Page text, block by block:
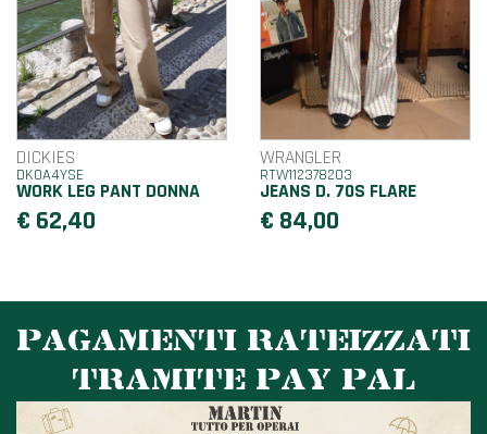
DICKIES
DK0A4YSE
WORK LEG PANT DONNA
€ 62,40
WRANGLER
RTW112378203
JEANS D. 70S FLARE
€ 84,00
PAGAMENTI RATEIZZATI
TRAMITE PAY PAL